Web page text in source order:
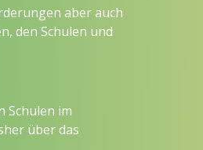
aber auch
den Schulen und
Schulen im
über das